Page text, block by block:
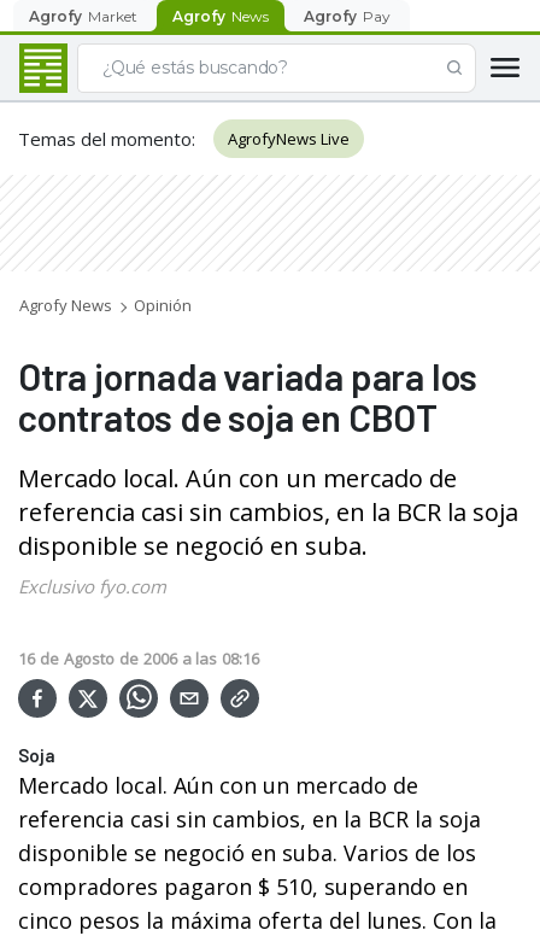
Agrofy Market Agrofy News Agrofy Pay
Temas del momento: AgrofyNews Live
Agrofy News Opinión
Otra jornada variada para los
contratos de soja en CBOT
Mercado local. Aún con un mercado de
referencia casi sin cambios, en la BCR la soja
disponible se negoció en suba.
Exclusivo fyo.com
16 de Agosto de 2006 a las 08:16
Soja
Mercado local. Aún con un mercado de
referencia casi sin cambios, en la BCR la soja
disponible se negoció en suba. Varios de los
compradores pagaron $ 510, superando en
cinco pesos la máxima oferta del lunes. Con la